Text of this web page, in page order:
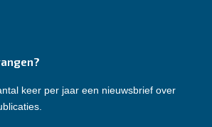
keer per jaar een nieuwsbrief over